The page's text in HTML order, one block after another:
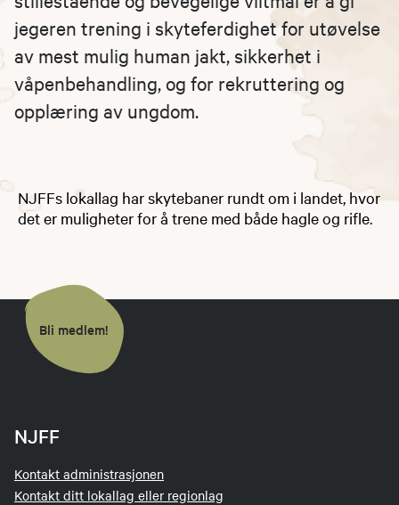
jegeren trening i skyteferdighet for utøvelse
av mest mulig human jakt, sikkerhet i
våpenbehandling, og for rekruttering og
opplæring av ungdom.
NJFFs lokallag har skytebaner rundt om i landet, hvor
det er muligheter for å trene med både hagle og rifle.
Bli medlem!
NJFF
Kontakt administrasjonen
Kontakt ditt lokallag eller regionlag